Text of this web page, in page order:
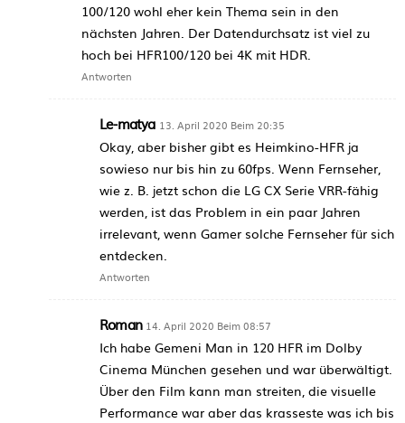
100/120 wohl eher kein Thema sein in den
nächsten Jahren. Der Datendurchsatz ist viel zu
hoch bei HFR100/120 bei 4K mit HDR.
Antworten
Le-matya 13. April 2020 Beim 20:35
Okay, aber bisher gibt es Heimkino-HFR ja
sowieso nur bis hin zu 60fps. Wenn Fernseher,
wie z. B. jetzt schon die LG CX Serie VRR-fähig
werden, ist das Problem in ein paar Jahren
irrelevant, wenn Gamer solche Fernseher für sich
entdecken.
Antworten
Roman 14. April 2020 Beim 08:57
Ich habe Gemeni Man in 120 HFR im Dolby
Cinema München gesehen und war überwältigt.
Über den Film kann man streiten, die visuelle
Performance war aber das krasseste was ich bis